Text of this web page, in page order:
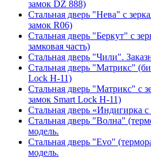
замок DZ 888)
Стальная дверь "Нева" с
замок R06)
Стальная дверь "Беркут" с
замковая часть)
Стальная дверь "Чили".
Стальная дверь "Матрикс"
Lock H-11)
Стальная дверь "Матрикс" с
замок Smart Lock H-11)
Стальная дверь «Индигирка
Стальная дверь "Волна"
модель.
Стальная дверь "Evo"
модель.